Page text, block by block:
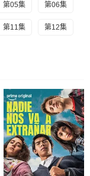
第05集 第06集
第11集 第12集